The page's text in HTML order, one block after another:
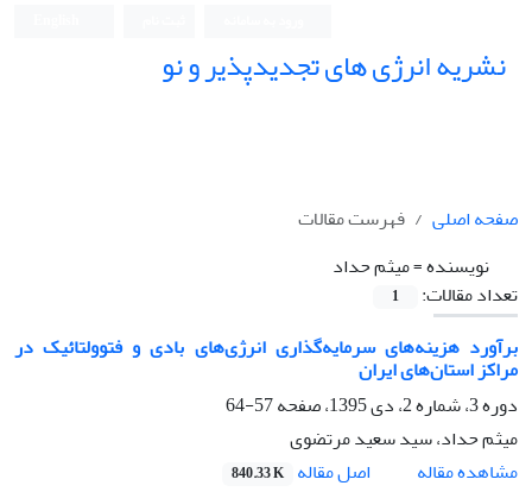
نشریه انرژی های تجدیدپذیر و نو
صفحه اصلی
فهرست مقالات
نویسنده =میثم حداد
تعداد مقالات:
1
برآورد هزینه‌های سرمایه‌گذاری انرژی‌های بادی و فتوولتائیک در
مراکز استان‌های ایران
دوره 3، شماره 2، دی 1395، صفحه
57-64
میثم حداد، سید سعید مرتضوی
مشاهده مقاله
اصل مقاله 840.33 K